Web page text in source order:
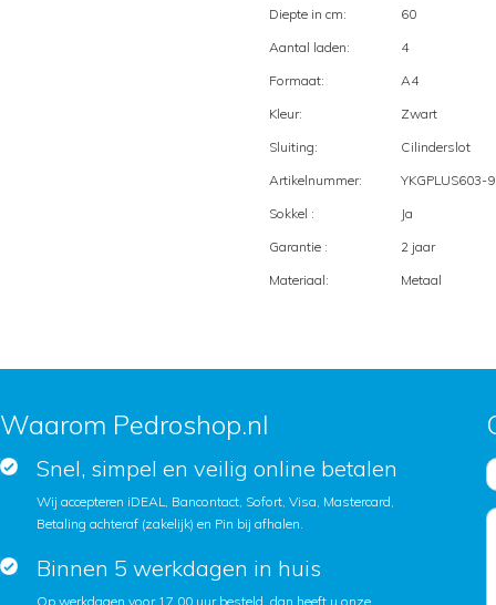
Diepte in cm:
60
Aantal laden:
4
Formaat:
A4
Kleur:
Zwart
Sluiting:
Cilinderslot
Artikelnummer:
YKGPLUS603-
Sokkel :
Ja
Garantie :
2 jaar
Materiaal:
Metaal
Waarom Pedroshop.nl
Snel, simpel en veilig online betalen
Wij accepteren iDEAL, Bancontact, Sofort, Visa, Mastercard,
Betaling achteraf (zakelijk) en Pin bij afhalen.
Binnen 5 werkdagen in huis
Op werkdagen voor 17.00 uur besteld, dan heeft u onze